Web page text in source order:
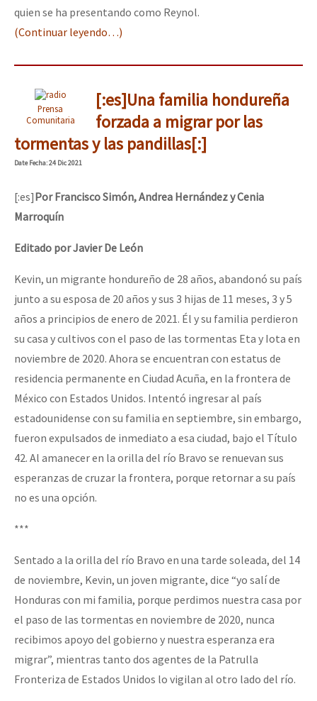
quien se ha presentando como Reynol.
(Continuar leyendo…)
Prensa
Comunitaria
[:es]Una familia hondureña
forzada a migrar por las
tormentas y las pandillas[:]
DateFecha: 24 Dic 2021
[:es]Por Francisco Simón, Andrea Hernández y Cenia
Marroquín
Editado por Javier De León
Kevin, un migrante hondureño de 28 años, abandonó su país
junto a su esposa de 20 años y sus 3 hijas de 11 meses, 3 y 5
años a principios de enero de 2021. Él y su familia perdieron
su casa y cultivos con el paso de las tormentas Eta y Iota en
noviembre de 2020. Ahora se encuentran con estatus de
residencia permanente en Ciudad Acuña, en la frontera de
México con Estados Unidos. Intentó ingresar al país
estadounidense con su familia en septiembre, sin embargo,
fueron expulsados de inmediato a esa ciudad, bajo el Título
42. Al amanecer en la orilla del río Bravo se renuevan sus
esperanzas de cruzar la frontera, porque retornar a su país
no es una opción.
***
Sentado a la orilla del río Bravo en una tarde soleada, del 14
de noviembre, Kevin, un joven migrante, dice “yo salí de
Honduras con mi familia, porque perdimos nuestra casa por
el paso de las tormentas en noviembre de 2020, nunca
recibimos apoyo del gobierno y nuestra esperanza era
migrar”, mientras tanto dos agentes de la Patrulla
Fronteriza de Estados Unidos lo vigilan al otro lado del río.